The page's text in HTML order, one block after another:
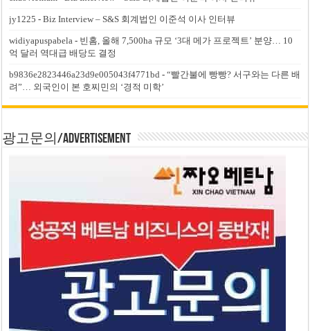
jy1225 -Biz Interview – S&S 회계법인 이준석 이사 인터뷰
widiyapuspabela - 빈홈, 올해 7,500ha 규모 ‘3대 메가 프로젝트’ 분양… 10
억 달러 역대급 배당도 결정
b9836e2823446a23d9e005043f4771bd -“빨간불에 빵빵? 서구와는 다른 배
려”… 외국인이 본 호찌민의 ‘경적 미학’
광고문의/Advertisement